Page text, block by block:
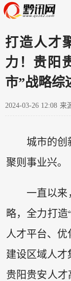
打造人才
力！贵阳
市”战略综
2024-03-26 12:08 来
城市的创
聚则事业兴。
一直以来
略，全力打
人才平台、
建设区域人
贵阳贵安人才